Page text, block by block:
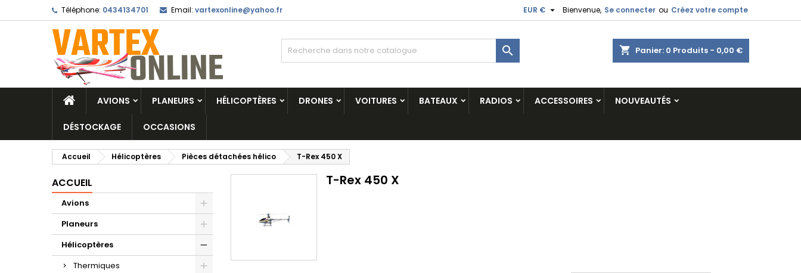
Téléphone: 0434134701 Email: vartexonline@yahoo.fr Bienvenue, Se connecter ou Créez votre compte
EUR € 
shopping_cart Panier: 0 Produits - 0,00 €

AVIONS PLANEURS HÉLICOPTÈRES DRONES VOITURES BATEAUX RADIOS ACCESSOIRES NOUVEAUTÉS
DÉSTOCKAGE OCCASIONS
Accueil Hélicoptères Pièces détachées hélico T-Rex 450 X
ACCUEIL
Avions
Planeurs
Hélicoptères
Thermiques
T-Rex 450 X